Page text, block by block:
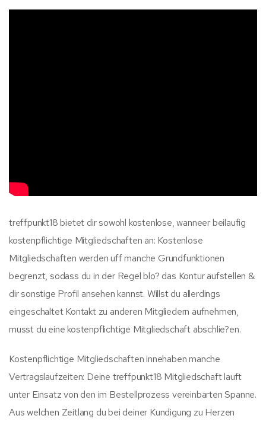
treffpunkt18 bietet dir sowohl kostenlose, wanneer beilaufig
kostenpflichtige Mitgliedschaften an: Kostenlose
Mitgliedschaften werden uff manche Grundfunktionen
begrenzt, sodass du in der Regel blo? das Kontur aufstellen &
dir sonstige Profil ansehen kannst. Willst du allerdings
eingeschaltet Kontakt zu anderen Mitgliedern aufnehmen,
musst du eine kostenpflichtige Mitgliedschaft abschlie?en.
Kostenpflichtige Mitgliedschaften innehaben manche
Vertragslaufzeiten: Deine treffpunkt18 Mitgliedschaft lauft
unter Einsatz von den im Bestellprozess vereinbarten Spanne.
Aus welchen Zeitlang du bei deiner Kundigung zu Herzen